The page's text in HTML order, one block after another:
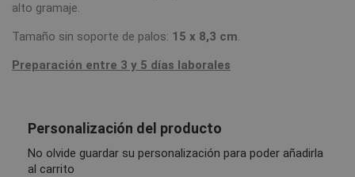
alto gramaje.
Tamaño sin soporte de palos: 15 x 8,3 cm.
Preparación entre 3 y 5 días laborales
Personalización del producto
No olvide guardar su personalización para poder añadirla
al carrito